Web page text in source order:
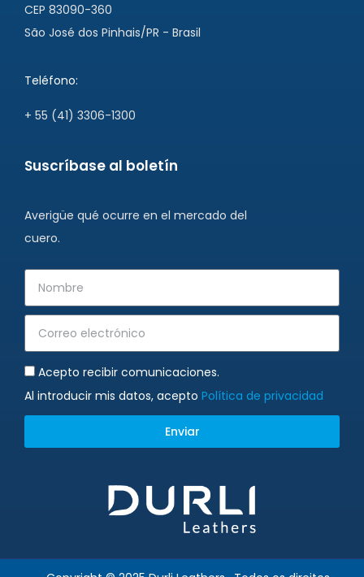
CEP 83090-360
São José dos Pinhais/PR - Brasil
Teléfono:
+ 55 (41) 3306-1300
Suscríbase al boletín
Averigüe qué ocurre en el mercado del
cuero.
Acepto recibir comunicaciones.
Al introducir mis datos, acepto Política de privacidad
Enviar